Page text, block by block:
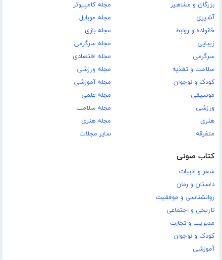
بزرگان و مشاهیر
آشپزی
خانواده و روابط
زیبایی
سرگرمی
سلامت و تغذیه
کودک و نوجوان
موسیقی
ورزشی
هنری
متفرقه
مجله کامپیوتر
مجله موبایل
مجله بازی
مجله سرگرمی
مجله اقتصادی
مجله ورزشی
مجله آموزشی
مجله علمی
مجله سلامت
مجله هنری
سایر مجلات
کتاب صوتی
شعر و ادبیات
داستان و رمان
روانشناسی و موفقیت
تاریخی و اجتماعی
مدیریت و تجارت
کودک و نوجوان
آموزشی